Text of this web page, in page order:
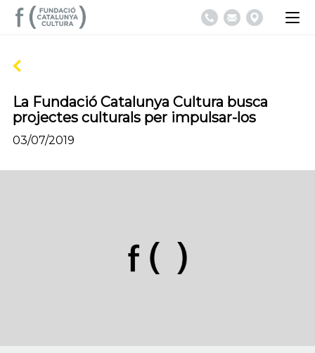
La Fundació Catalunya Cultura busca
projectes culturals per impulsar-los
03/07/2019